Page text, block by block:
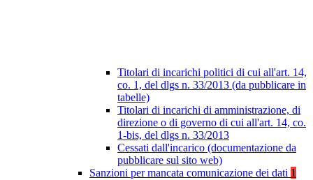
Titolari di incarichi politici di cui all'art. 14,
co. 1, del dlgs n. 33/2013 (da pubblicare in
tabelle)
Titolari di incarichi di amministrazione, di
direzione o di governo di cui all'art. 14, co.
1-bis, del dlgs n. 33/2013
Cessati dall'incarico (documentazione da
pubblicare sul sito web)
Sanzioni per mancata comunicazione dei dati 1